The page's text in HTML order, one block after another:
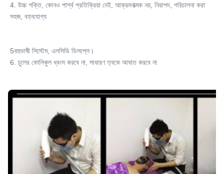
4. উচ্চ শক্তি, কোনও পার্শ্ব প্রতিক্রিয়া নেই, আক্রমণাত্মক নয়, নিরাপদ, পরিচালনা করা
সহজ, বহনযোগ্য
5বহুভাষী সিস্টেম, এলসিডি ডিসপ্লে।
6. চুলের ফোলিকুল ধ্বংস করবে না, সাধারণ ত্বকে আঘাত করবে না